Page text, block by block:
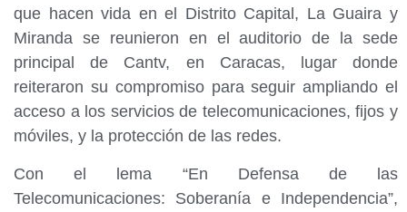
que hacen vida en el Distrito Capital, La Guaira y
Miranda se reunieron en el auditorio de la sede
principal de Cantv, en Caracas, lugar donde
reiteraron su compromiso para seguir ampliando el
acceso a los servicios de telecomunicaciones, fijos y
móviles, y la protección de las redes.
Con el lema “En Defensa de las
Telecomunicaciones: Soberanía e Independencia”,